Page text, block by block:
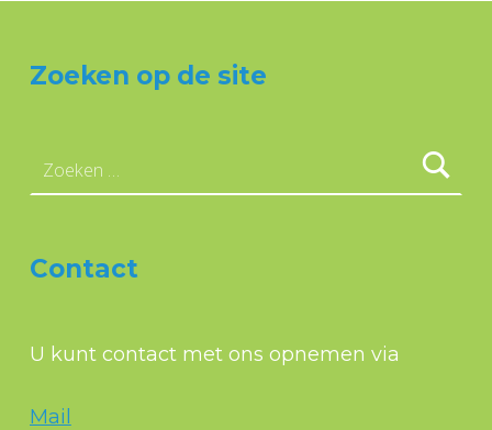
Zoeken op de site
Contact
U kunt contact met ons opnemen via
Mail